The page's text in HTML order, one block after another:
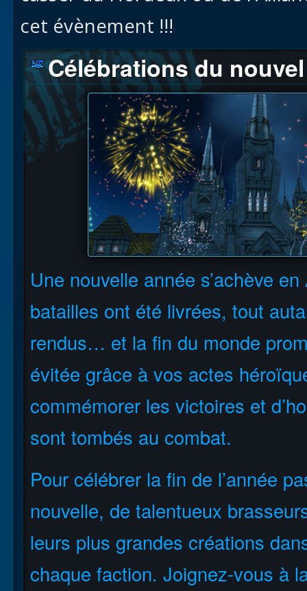
cet évènement !!!
Célébrations du
Une nouvelle année s’achève
batailles ont été livrées, tout
rendus… et la fin du monde
évitée grâce à vos actes
commémorer les victoires et
sont tombés au combat.
Pour célébrer la fin de l’année
nouvelle, de talentueux
leurs plus grandes créations
chaque faction. Joignez-vous à